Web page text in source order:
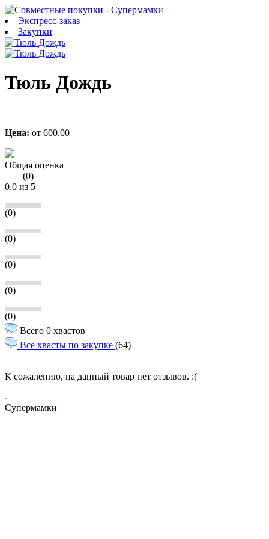
Экспресс-заказ
Закупки
Тюль Дождь
Цена: от 600.00
Общая оценка
(0)
0.0 из 5
(0)
(0)
(0)
(0)
(0)
Всего 0 хвастов
Все хвасты по закупке (64)
К сожалению, на данный товар нет отзывов. :(
Супермамки